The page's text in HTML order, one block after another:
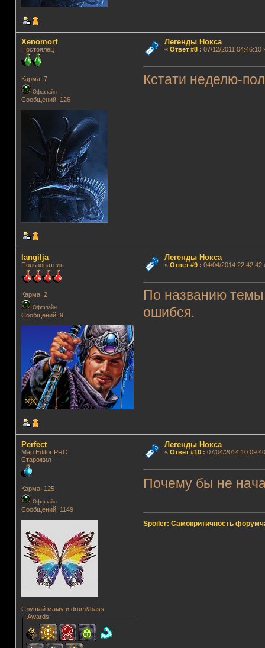
Xenomorf
Постоялец
Карма: 7
Оффлайн
Сообщений: 126
Легенды Нокса
« Ответ #8: 07/12/2011 04:46:10
Кстати неделю-
langilja
Пользователь
Карма: 2
Оффлайн
Сообщений: 9
Легенды Нокса
« Ответ #9: 04/04/2014 22:42:42
По названию темы
ошибся.
Perfect
Map Editor PRO
Старожил
Карма: 125
Оффлайн
Сообщений: 1149
Слушай маму и drum&bass
Awards
Легенды Нокса
« Ответ #10: 07/04/2014
Почему бы не
Spoiler: Самокритичность